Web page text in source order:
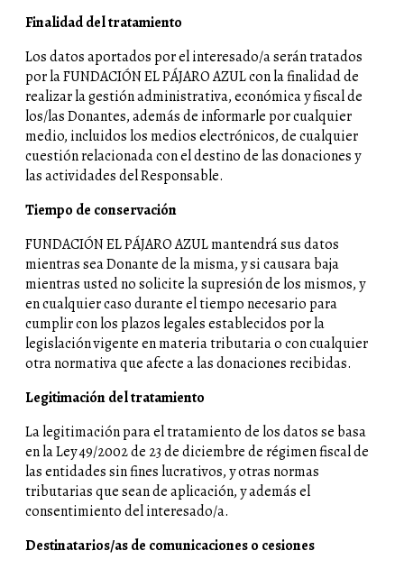
Finalidad del tratamiento
Los datos aportados por el interesado/a serán tratados
por la FUNDACIÓN EL PÁJARO AZUL con la finalidad de
realizar la gestión administrativa, económica y fiscal de
los/las Donantes, además de informarle por cualquier
medio, incluidos los medios electrónicos, de cualquier
cuestión relacionada con el destino de las donaciones y
las actividades del Responsable.
Tiempo de conservación
FUNDACIÓN EL PÁJARO AZUL mantendrá sus datos
mientras sea Donante de la misma, y si causara baja
mientras usted no solicite la supresión de los mismos, y
en cualquier caso durante el tiempo necesario para
cumplir con los plazos legales establecidos por la
legislación vigente en materia tributaria o con cualquier
otra normativa que afecte a las donaciones recibidas.
Legitimación del tratamiento
La legitimación para el tratamiento de los datos se basa
en la Ley 49/2002 de 23 de diciembre de régimen fiscal de
las entidades sin fines lucrativos, y otras normas
tributarias que sean de aplicación, y además el
consentimiento del interesado/a.
Destinatarios/as de comunicaciones o cesiones